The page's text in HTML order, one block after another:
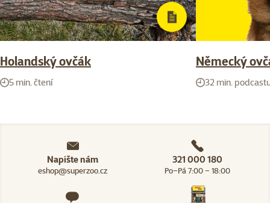
Holandský ovčák
5 min. čtení
Německý
32 min.
Napište nám
eshop@superzoo.cz
321 000 180
Po–Pá 7:00 – 18:00